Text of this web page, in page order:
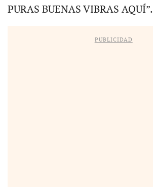
PURAS BUENAS VIBRAS AQUÍ”.
PUBLICIDAD